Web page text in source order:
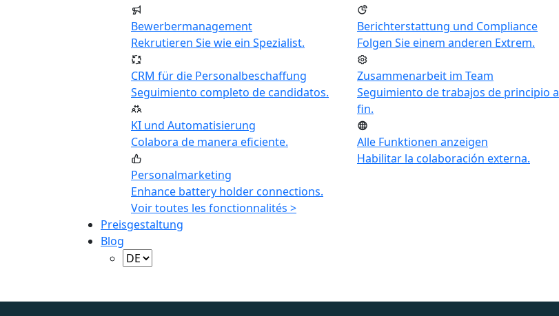
Bewerbermanagement
Rekrutieren Sie wie ein Spezialist.
CRM für die Personalbeschaffung
Seguimiento completo de candidatos.
KI und Automatisierung
Colabora de manera eficiente.
Personalmarketing
Enhance battery holder connections.
Berichterstattung und Compliance
Folgen Sie einem anderen Extrem.
Zusammenarbeit im Team
Seguimiento de trabajos de principio a
fin.
Alle Funktionen anzeigen
Habilitar la colaboración externa.
Voir toutes les fonctionnalités >
Preisgestaltung
Blog